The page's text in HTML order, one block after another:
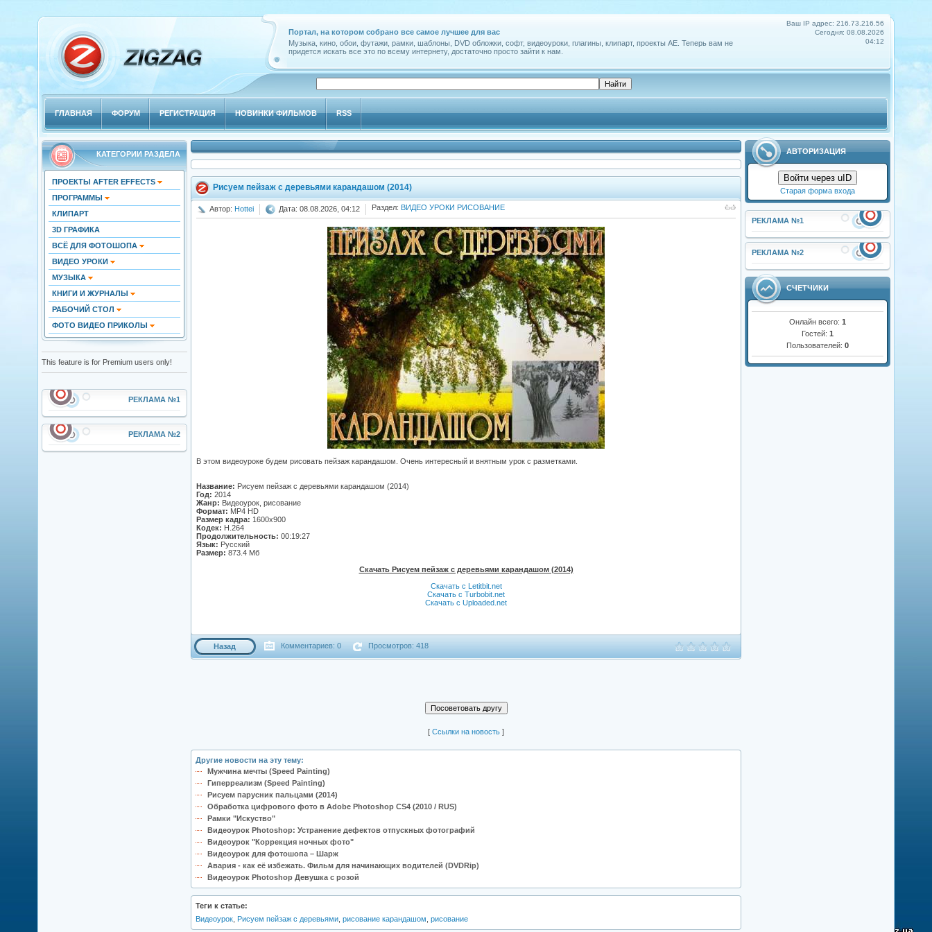
Ваш IP адрес: 216.73.216.56
Сегодня: 08.08.2026
04:12
Портал, на котором собрано все самое лучшее для вас
Музыка, кино, обои, футажи, рамки, шаблоны, DVD обложки, софт, видеоуроки, плагины, клипарт, проекты АЕ. Теперь вам не
придется искать все это по всему интернету, достаточно просто зайти к нам.
ГЛАВНАЯ ФОРУМ РЕГИСТРАЦИЯ НОВИНКИ ФИЛЬМОВ RSS
КАТЕГОРИИ РАЗДЕЛА
ПРОЕКТЫ AFTER EFFECTS
ПРОГРАММЫ
КЛИПАРТ
3D ГРАФИКА
ВСЁ ДЛЯ ФОТОШОПА
ВИДЕО УРОКИ
МУЗЫКА
КНИГИ И ЖУРНАЛЫ
РАБОЧИЙ СТОЛ
ФОТО ВИДЕО ПРИКОЛЫ
This feature is for Premium users only!
РЕКЛАМА №1
РЕКЛАМА №2
АВТОРИЗАЦИЯ
Войти через uID
Старая форма входа
РЕКЛАМА №1
РЕКЛАМА №2
СЧЕТЧИКИ
Онлайн всего:1
Гостей:1
Пользователей:0
Рисуем пейзаж с деревьями карандашом (2014)
Автор: Hottei Дата: 08.08.2026, 04:12 Раздел: ВИДЕО УРОКИ РИСОВАНИЕ
В этом видеоуроке будем рисовать пейзаж карандашом. Очень интересный и внятным урок с разметками.
Название: Рисуем пейзаж с деревьями карандашом (2014)
Год: 2014
Жанр: Видеоурок, рисование
Формат: MP4 HD
Размер кадра: 1600х900
Кодек: H.264
Продолжительность: 00:19:27
Язык: Русский
Размер: 873.4 Мб
Скачать Рисуем пейзаж с деревьями карандашом (2014)
Скачать с Letitbit.net
Скачать с Turbobit.net
Скачать с Uploaded.net
Назад Комментариев: 0 Просмотров: 418
[ Cсылки на новость ]
Другие новости на эту тему:
Мужчина мечты (Speed Painting)
Гиперреализм (Speed Painting)
Рисуем парусник пальцами (2014)
Обработка цифрового фото в Adobe Photoshop CS4 (2010 / RUS)
Рамки "Искуство"
Видеоурок Photoshop: Устранение дефектов отпускных фотографий
Видеоурок "Коррекция ночных фото"
Видеоурок для фотошопа – Шарж
Авария - как её избежать. Фильм для начинающих водителей (DVDRip)
Видеоурок Photoshop Девушка с розой
Теги к статье:
Видеоурок, Рисуем пейзаж с деревьями, рисование карандашом рисование